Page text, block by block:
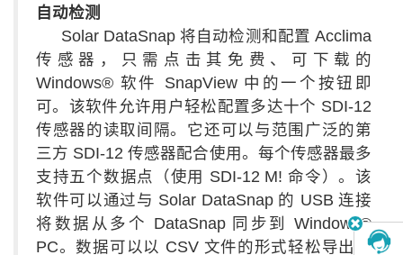
自动检测
Solar DataSnap 将自动检测和配置 Acclima
传感器，只需点击其免费、可下载的
Windows® 软件 SnapView 中的一个按钮即
可。该软件允许用户轻松配置多达十个 SDI-12
传感器的读取间隔。它还可以与范围广泛的第
三方 SDI-12 传感器配合使用。每个传感器最多
支持五个数据点（使用 SDI-12 M! 命令）。该
软件可以通过与 Solar DataSnap 的 USB 连接
将数据从多个 DataSnap 同步到 Windows®
PC。数据可以以 CSV 文件的形式轻松导出以